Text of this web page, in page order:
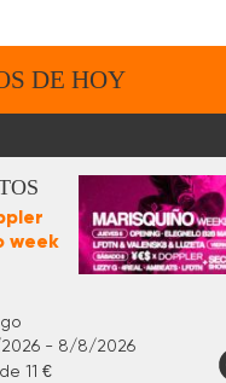
DE HOY
week
- 8/8/2026
11 €